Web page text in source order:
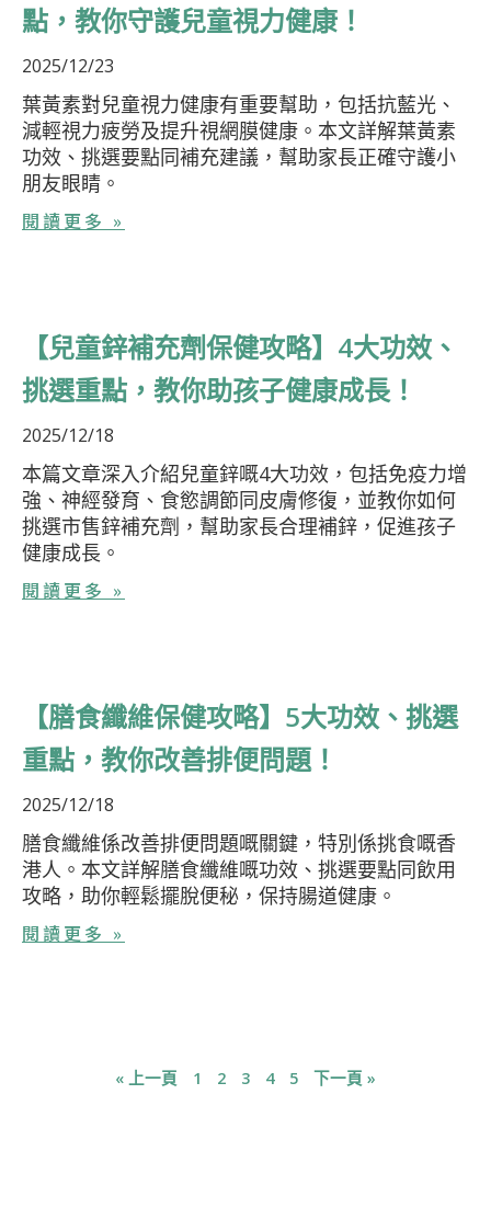
點，教你守護兒童視力健康！
2025/12/23
葉黃素對兒童視力健康有重要幫助，包括抗藍光、
減輕視力疲勞及提升視網膜健康。本文詳解葉黃素
功效、挑選要點同補充建議，幫助家長正確守護小
朋友眼睛。
閱讀更多 »
【兒童鋅補充劑保健攻略】4大功效、
挑選重點，教你助孩子健康成長！
2025/12/18
本篇文章深入介紹兒童鋅嘅4大功效，包括免疫力增
強、神經發育、食慾調節同皮膚修復，並教你如何
挑選市售鋅補充劑，幫助家長合理補鋅，促進孩子
健康成長。
閱讀更多 »
【膳食纖維保健攻略】5大功效、挑選
重點，教你改善排便問題！
2025/12/18
膳食纖維係改善排便問題嘅關鍵，特別係挑食嘅香
港人。本文詳解膳食纖維嘅功效、挑選要點同飲用
攻略，助你輕鬆擺脫便秘，保持腸道健康。
閱讀更多 »
« 上一頁 1 2 3 4 5 下一頁 »